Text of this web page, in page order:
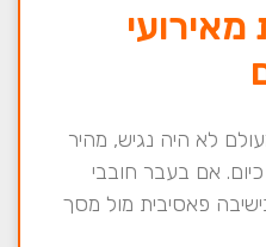
לא היה נגיש, מהיר
אם בעבר חובבי
פאסיבית מול מסך